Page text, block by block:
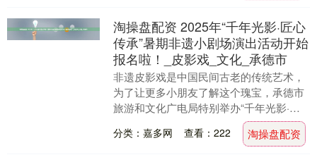
淘操盘配资 2025年“千年光影·匠心
传承”暑期非遗小剧场演出活动开始
报名啦！_皮影戏_文化_承德市
非遗皮影戏是中国民间古老的传统艺术，
为了让更多小朋友了解这个瑰宝，承德市
旅游和文化广电局特别举办“千年光影·匠
心传承”暑期小剧场演出，就是想让小朋友
们亲自感受皮....
分类：嘉多网 查看：222 淘操盘配资